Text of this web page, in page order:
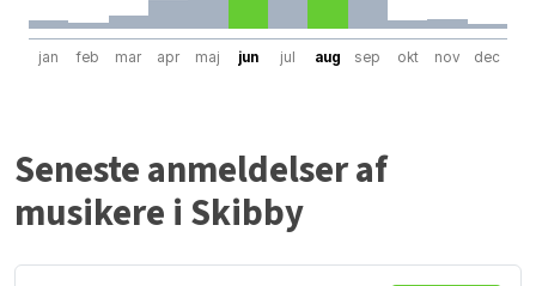
jan feb mar apr maj jun jul aug sep okt nov dec
Seneste anmeldelser af
musikere i Skibby